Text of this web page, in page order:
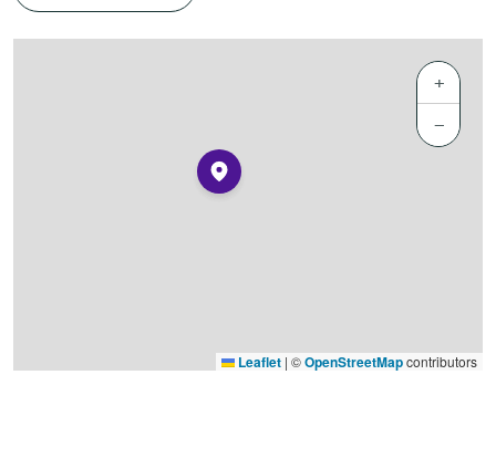
+
−
Leaflet | ©OpenStreetMapcontributors